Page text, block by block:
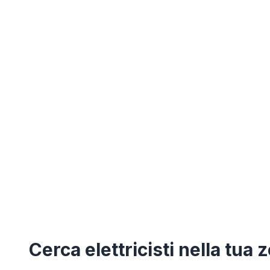
Cerca elettricisti nella tua